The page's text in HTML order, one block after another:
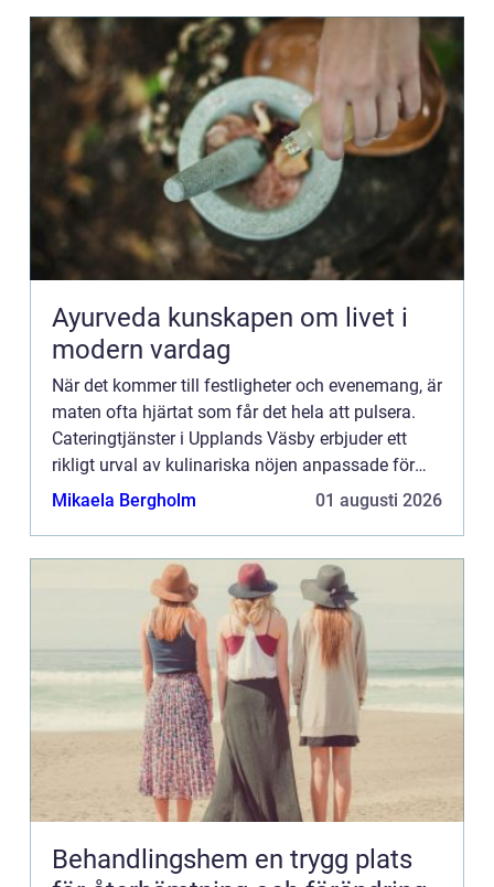
Ayurveda kunskapen om livet i
modern vardag
När det kommer till festligheter och evenemang, är
maten ofta hjärtat som får det hela att pulsera.
Cateringtjänster i Upplands Väsby erbjuder ett
rikligt urval av kulinariska nöjen anpassade för
alla typer av...
Mikaela Bergholm 01 augusti 2026
Behandlingshem en trygg plats